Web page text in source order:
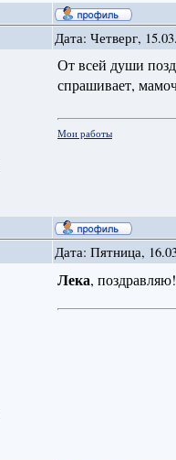
Дата: Четверг,
От всей души
спрашивает,
Мои работы
Дата: Пятница,
Лека,